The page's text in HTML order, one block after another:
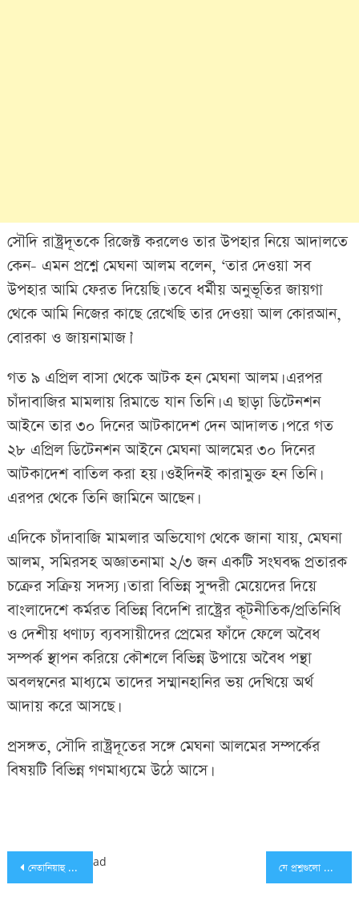
সৌদি রাষ্ট্রদূতকে রিজেক্ট করলেও তার উপহার নিয়ে আদালতে
কেন- এমন প্রশ্নে মেঘনা আলম বলেন, ‘তার দেওয়া সব
উপহার আমি ফেরত দিয়েছি। তবে ধর্মীয় অনুভূতির জায়গা
থেকে আমি নিজের কাছে রেখেছি তার দেওয়া আল কোরআন,
বোরকা ও জায়নামাজ।’
গত ৯ এপ্রিল বাসা থেকে আটক হন মেঘনা আলম। এরপর
চাঁদাবাজির মামলায় রিমান্ডে যান তিনি। এ ছাড়া ডিটেনশন
আইনে তার ৩০ দিনের আটকাদেশ দেন আদালত। পরে গত
২৮ এপ্রিল ডিটেনশন আইনে মেঘনা আলমের ৩০ দিনের
আটকাদেশ বাতিল করা হয়। ওইদিনই কারামুক্ত হন তিনি।
এরপর থেকে তিনি জামিনে আছেন।
এদিকে চাঁদাবাজি মামলার অভিযোগ থেকে জানা যায়, মেঘনা
আলম, সমিরসহ অজ্ঞাতনামা ২/৩ জন একটি সংঘবদ্ধ প্রতারক
চক্রের সক্রিয় সদস্য। তারা বিভিন্ন সুন্দরী মেয়েদের দিয়ে
বাংলাদেশে কর্মরত বিভিন্ন বিদেশি রাষ্ট্রের কূটনীতিক/প্রতিনিধি
ও দেশীয় ধণাঢ্য ব্যবসায়ীদের প্রেমের ফাঁদে ফেলে অবৈধ
সম্পর্ক স্থাপন করিয়ে কৌশলে বিভিন্ন উপায়ে অবৈধ পন্থা
অবলম্বনের মাধ্যমে তাদের সম্মানহানির ভয় দেখিয়ে অর্থ
আদায় করে আসছে।
প্রসঙ্গত, সৌদি রাষ্ট্রদূতের সঙ্গে মেঘনা আলমের সম্পর্কের
বিষয়টি বিভিন্ন গণমাধ্যমে উঠে আসে।
Post
নেতানিয়াহু ট্রাম্পের প্রস্তাবে সম্মত — গাজায় যুদ্ধবিরতি ঘোষণা সম্ভাব্য যে প্রশ্নগুলো বার বার সামনে আসছে ট্রাম্পের গাজা পরিকল্পনা নিয়ে
ad